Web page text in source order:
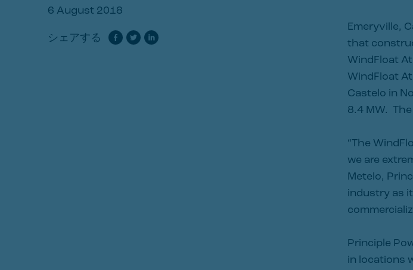
6 August 2018
シェアする
Emeryville,
that
WindFloat
WindFloat
Castelo in
8.4 MW.
“The
we are
Metelo,
industry as
Principle
in locations